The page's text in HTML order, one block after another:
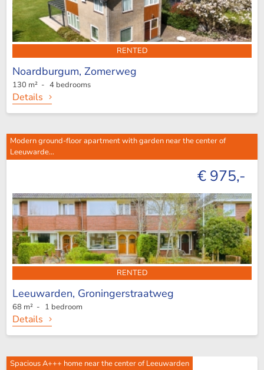
RENTED
Noardburgum, Zomerweg
130 m² - 4 bedrooms
Details
Modern ground-floor apartment with garden near the center of
Leeuwarde...
€ 975,-
RENTED
Leeuwarden, Groningerstraatweg
68 m² - 1 bedroom
Details
Spacious A+++ home near the center of Leeuwarden